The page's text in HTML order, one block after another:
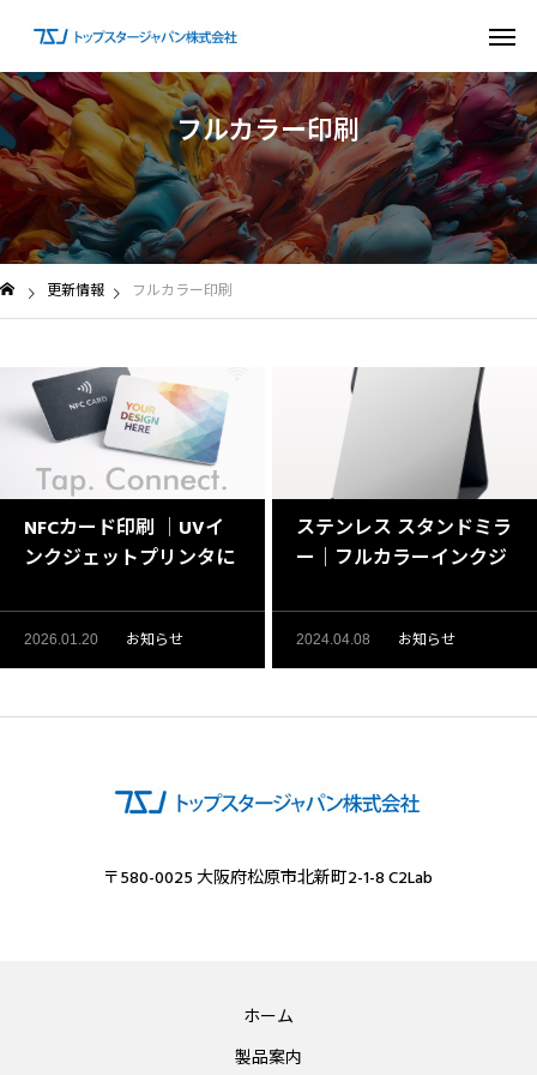
フルカラー印刷
更新情報 フルカラー印刷
NFCカード印刷 │UVイ
ンクジェットプリンタに
ロットから承っておりま
す│大阪・松原市
2026.01.20 お知らせ
ステンレス スタンドミラ
ー｜フルカラーインクジ
2024.04.08 お知らせ
〒580-0025 大阪府松原市北新町2-1-8 C2Lab
ホーム
製品案内